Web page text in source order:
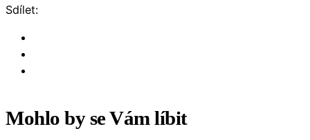
Sdílet:
Mohlo by se Vám líbit